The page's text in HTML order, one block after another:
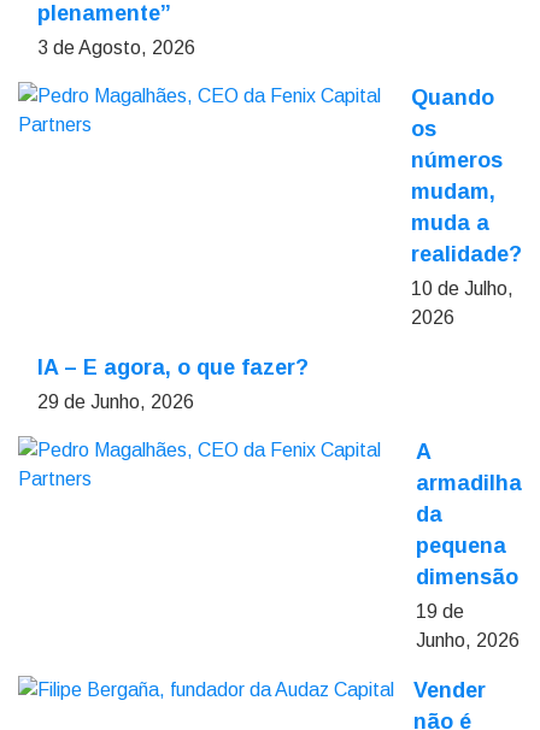
plenamente”
3 de Agosto, 2026
Quando
os
números
mudam,
muda a
realidade?
10 de Julho,
2026
IA – E agora, o que fazer?
29 de Junho, 2026
A
armadilha
da
pequena
dimensão
19 de
Junho, 2026
Vender
não é